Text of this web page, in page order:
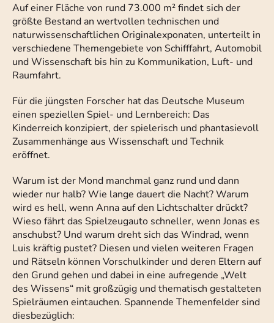
Auf einer Fläche von rund 73.000 m² findet sich der
größte Bestand an wertvollen technischen und
naturwissenschaftlichen Originalexponaten, unterteilt in
verschiedene Themengebiete von Schifffahrt, Automobil
und Wissenschaft bis hin zu Kommunikation, Luft- und
Raumfahrt.
Für die jüngsten Forscher hat das Deutsche Museum
einen speziellen Spiel- und Lernbereich: Das
Kinderreich konzipiert, der spielerisch und phantasievoll
Zusammenhänge aus Wissenschaft und Technik
eröffnet.
Warum ist der Mond manchmal ganz rund und dann
wieder nur halb? Wie lange dauert die Nacht? Warum
wird es hell, wenn Anna auf den Lichtschalter drückt?
Wieso fährt das Spielzeugauto schneller, wenn Jonas es
anschubst? Und warum dreht sich das Windrad, wenn
Luis kräftig pustet? Diesen und vielen weiteren Fragen
und Rätseln können Vorschulkinder und deren Eltern auf
den Grund gehen und dabei in eine aufregende „Welt
des Wissens“ mit großzügig und thematisch gestalteten
Spielräumen eintauchen. Spannende Themenfelder sind
diesbezüglich: